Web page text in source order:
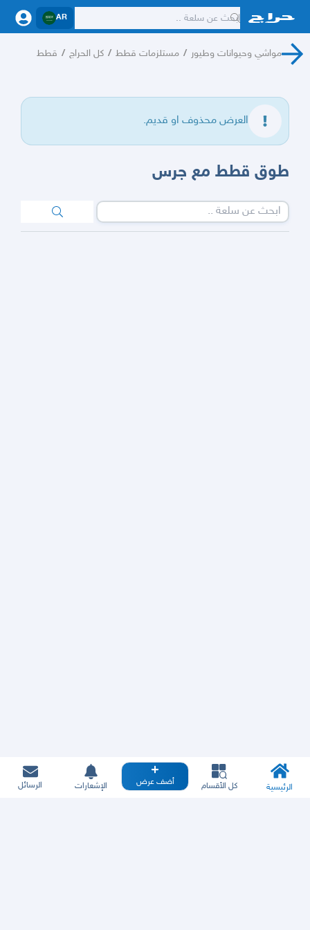
AR
مواشي وحيوانات وطيور / مستلزمات قطط / كل الحراج / قطط
العرض محذوف او قديم.
طوق قطط مع جرس
الرئيسية كل الأقسام أضف عرض الإشعارات الرسائل